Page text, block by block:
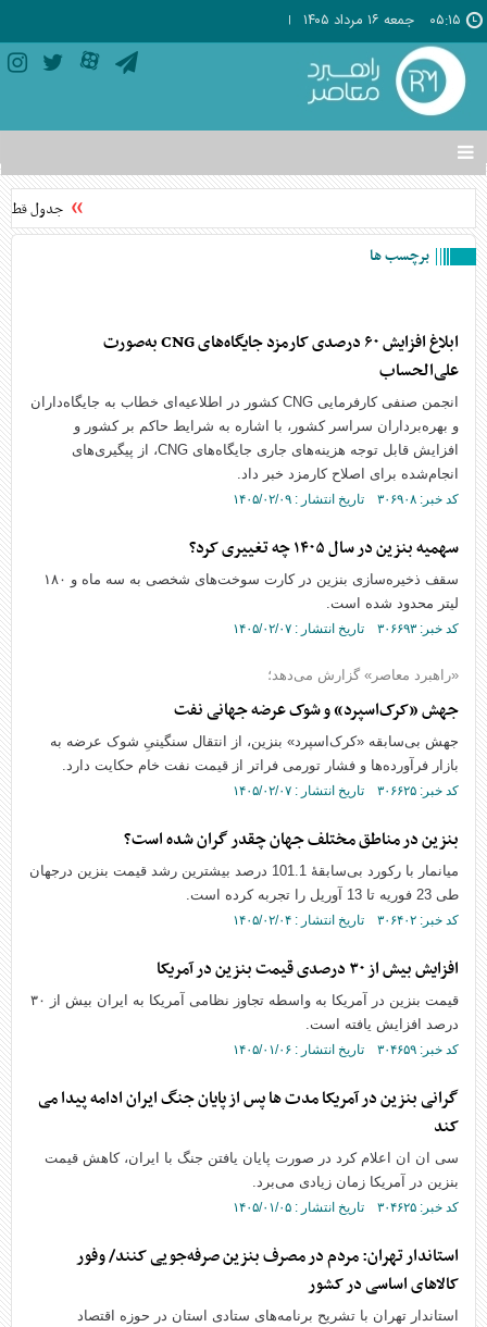
۰۵:۱۵ جمعه ۱۶ مرداد ۱۴۰۵
تغییر
وضعیت
منوی
ها
جدول قطعی برق
برچسب ها
ابلاغ افزایش ۶۰ درصدی کارمزد جایگاه‌های CNG به‌صورت
علی‌الحساب
انجمن صنفی کارفرمایی CNG کشور در اطلاعیه‌ای خطاب به جایگاه‌داران
و بهره‌برداران سراسر کشور، با اشاره به شرایط حاکم بر کشور و
افزایش قابل توجه هزینه‌های جاری جایگاه‌های CNG، از پیگیری‌های
انجام‌شده برای اصلاح کارمزد خبر داد.
کد خبر: ۳۰۶۹۰۸ تاریخ انتشار : ۱۴۰۵/۰۲/۰۹
سهمیه بنزین در سال ۱۴۰۵ چه تغییری کرد؟
سقف ذخیره‌سازی بنزین در کارت سوخت‌های شخصی به سه ماه و ۱۸۰
لیتر محدود شده است.
کد خبر: ۳۰۶۶۹۳ تاریخ انتشار : ۱۴۰۵/۰۲/۰۷
«راهبرد معاصر» گزارش می‌دهد؛
جهش «کرک‌اسپرد» و شوک عرضه جهانی نفت
جهش بی‌سابقه «کرک‌اسپرد» بنزین، از انتقال سنگینیِ شوک عرضه به
بازار فرآورده‌ها و فشار تورمی فراتر از قیمت نفت خام حکایت دارد.
کد خبر: ۳۰۶۶۲۵ تاریخ انتشار : ۱۴۰۵/۰۲/۰۷
بنزین در مناطق مختلف جهان چقدر گران شده است؟
میانمار با رکورد بی‌سابقهٔ 101.1 درصد بیشترین رشد قیمت بنزین درجهان
طی 23 فوریه تا 13 آوریل را تجربه کرده است.
کد خبر: ۳۰۶۴۰۲ تاریخ انتشار : ۱۴۰۵/۰۲/۰۴
افزایش بیش از ۳۰ درصدی قیمت بنزین در آمریکا
قیمت بنزین در آمریکا به واسطه تجاوز نظامی آمریکا به ایران بیش از ۳۰
درصد افزایش یافته است.
کد خبر: ۳۰۴۶۵۹ تاریخ انتشار : ۱۴۰۵/۰۱/۰۶
گرانی بنزین در آمریکا مدت ها پس از پایان جنگ ایران ادامه پیدا می
کند
سی ان ان اعلام کرد در صورت پایان یافتن جنگ با ایران، کاهش قیمت
بنزین در آمریکا زمان زیادی می‌برد.
کد خبر: ۳۰۴۶۲۵ تاریخ انتشار : ۱۴۰۵/۰۱/۰۵
استاندار تهران: مردم در مصرف بنزین صرفه‌جویی کنند/ وفور
کالا‌های اساسی در کشور
استاندار تهران با تشریح برنامه‌های ستادی استان در حوزه اقتصاد